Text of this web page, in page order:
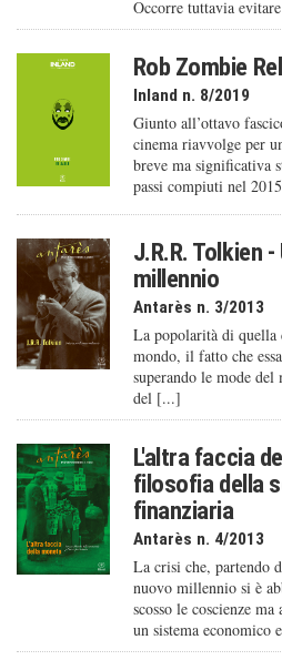
Occorre tuttavia
Rob Zombie
Inland n. 8/2019
Giunto all’ottavo
cinema riavvolge per
breve ma significativa
passi compiuti nel
J.R.R. Tolkien
millennio
Antarès n. 3/2013
La popolarità di quella
mondo, il fatto che
superando le mode del
del [...]
L'altra faccia
filosofia della
finanziaria
Antarès n. 4/2013
La crisi che, partendo
nuovo millennio si è
scosso le coscienze
un sistema economico